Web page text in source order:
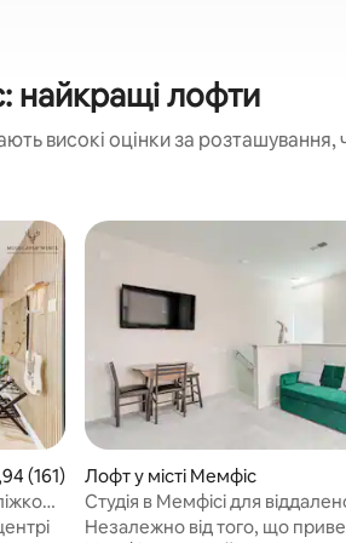
найкращі лофти
високі оцінки за розташування,
оцінка: 4,94 з 5, відгуки: 161
(161)
Лофт у місті Мемфіс
Студія в Мемфісі для
біля лікарень і центру міста!
Незалежно від того, що